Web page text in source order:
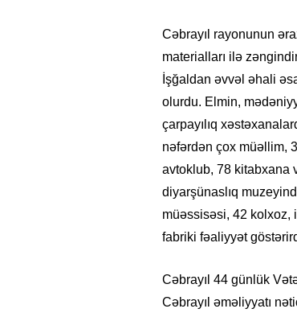
Cəbrayıl rayonunun
materialları ilə
İşğaldan əvvəl əhali
olurdu. Elmin,
çarpayılıq
nəfərdən çox müəllim,
avtoklub, 78 kitabxana
diyarşünaslıq
müəssisəsi, 42 kolxoz,
fabriki fəaliyyət
Cəbrayıl 44 günlük
Cəbrayıl əməliyyatı